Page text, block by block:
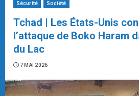
Sécurité Société
Tchad | Les États-Unis
l’attaque de Boko Haram
du Lac
7 MAI 2026